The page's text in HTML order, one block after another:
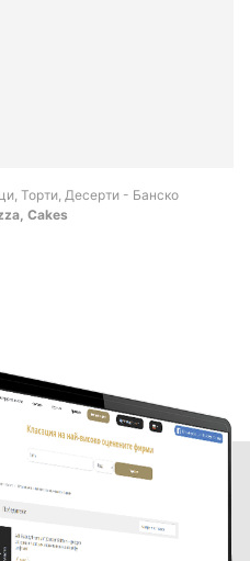
Торти, Десерти - Банско
Cakes